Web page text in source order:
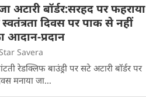
अटारी बॉर्डर:सरहद पर फहराया
दिवस पर पाक से नहीं
आदान-प्रदान
Star Savera
रेडक्लिफ बाउंड्री पर सटे अटारी बॉर्डर पर
मनाया जा…